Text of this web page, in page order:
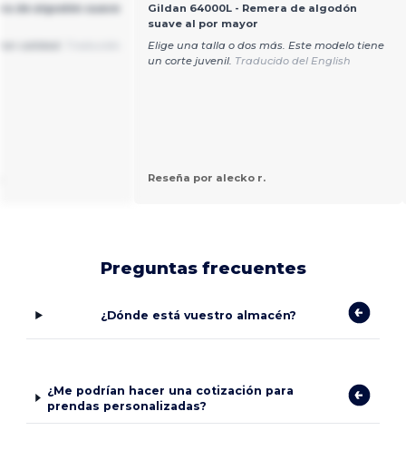
de algodón suave
Gildan 64000L - Remera de algodón
suave al por mayor
Elige una talla o dos más. Este modelo tiene
un corte juvenil. Traducido del English
Reseña por alecko r.
Preguntas frecuentes
¿Dónde está vuestro almacén?
¿Me podrían hacer una cotización para
prendas personalizadas?